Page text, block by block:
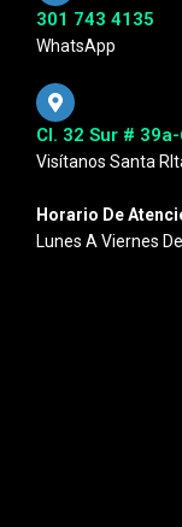
301 743 4135
WhatsApp
Cl. 32 Sur # 39a-
Visítanos Santa
Horario De
Lunes A Viernes